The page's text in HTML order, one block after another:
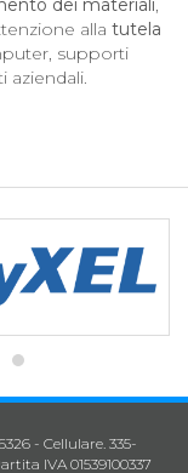
dei materiali,
alla tutela
supporti
aziendali.
- Cellulare. 335-
IVA 01539100337